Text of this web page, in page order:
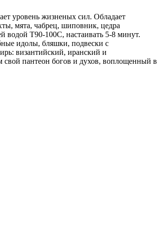
уровень жизненых сил. Обладает
мята, чабрец, шиповник, цедра
водой Т90-100С, настаивать 5-8 минут.
идолы, бляшки, подвески с
византийский, иранский и
свой пантеон богов и духов, воплощенный в